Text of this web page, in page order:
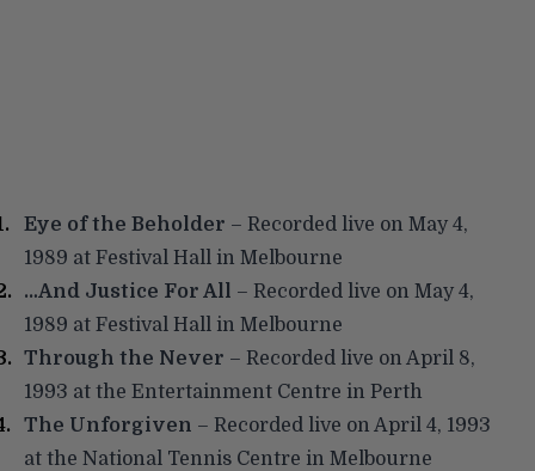
Eye of the Beholder – Recorded live on May 4,
1989 at Festival Hall in Melbourne
…And Justice For All – Recorded live on May 4,
1989 at Festival Hall in Melbourne
Through the Never – Recorded live on April 8,
1993 at the Entertainment Centre in Perth
The Unforgiven – Recorded live on April 4, 1993
at the National Tennis Centre in Melbourne